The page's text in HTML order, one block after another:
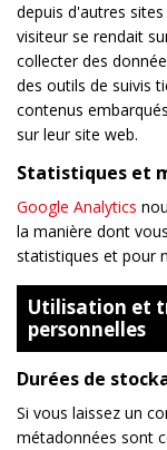
depuis d'autres
visiteur se rendait
collecter des
des outils de suivis
contenus
sur leur site web.
Statistiques et
Google Analytics
la manière dont
statistiques et pour
Utilisation et
personnelles
Durées de
Si vous laissez un
métadonnées sont